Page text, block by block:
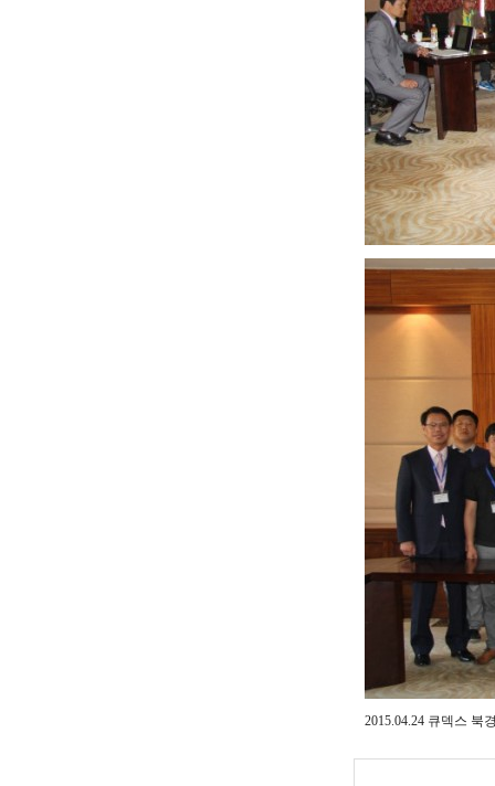
2015.04.24 큐덱스 북